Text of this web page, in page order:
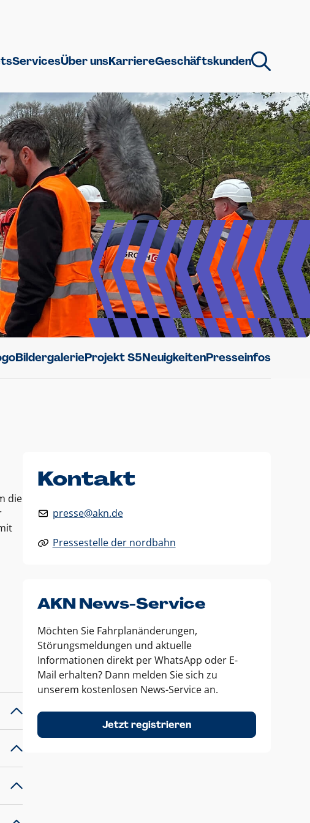
ServicesÜber unsKarriereGeschäftskunden
BildergalerieProjekt S5NeuigkeitenPresseinfos
die
Kontakt
presse@akn.de
Pressestelle der nordbahn
AKN News-Service
Möchten Sie Fahrplanänderungen,
Störungsmeldungen und aktuelle
Informationen direkt per WhatsApp oder E-
Mail erhalten? Dann melden Sie sich zu
unserem kostenlosen News-Service an.
Jetzt registrieren